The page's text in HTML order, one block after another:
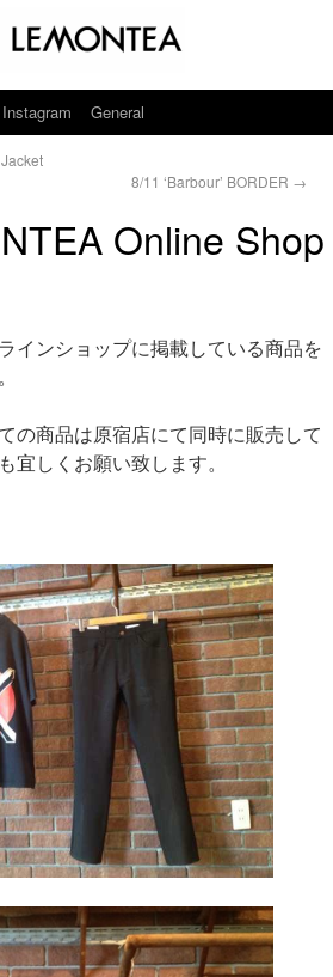
Instagram General
8/11 ‘Barbour’ BORDER →
Online Shop
インショップに掲載している商品を
の商品は原宿店にて同時に販売して
宜しくお願い致します。